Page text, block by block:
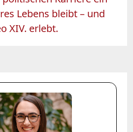
Lebens bleibt – und
XIV. erlebt.